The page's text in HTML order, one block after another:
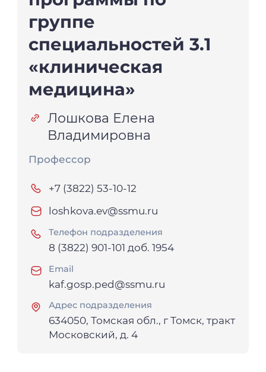
группе
специальностей 3.1
«клиническая
медицина»
Лошкова Елена
Владимировна
Профессор
+7 (3822) 53-10-12
loshkova.ev@ssmu.ru
Телефон подразделения
8 (3822) 901-101 доб. 1954
Email
kaf.gosp.ped@ssmu.ru
Адрес подразделения
634050, Томская обл., г Томск, тракт
Московский, д. 4